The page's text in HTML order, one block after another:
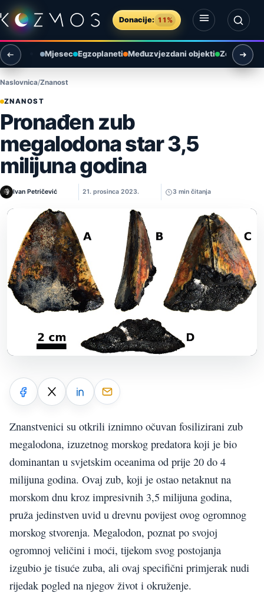
Preskoči na sadržaj
Donacije: 11%
Otvori izbornik
Otvori pretragu
Mjesec Egzoplaneti Međuzvjezdani objekti Zemlja i
Naslovnica Znanost
ZNANOST
Pronađen zub
megalodona star 3,5
milijuna godina
Ivan Petričević 21. prosinca 2023. 3 min čitanja
Znanstvenici su otkrili iznimno očuvan fosilizirani zub
megalodona, izuzetnog morskog predatora koji je bio
dominantan u svjetskim oceanima od prije 20 do 4
milijuna godina. Ovaj zub, koji je ostao netaknut na
morskom dnu kroz impresivnih 3,5 milijuna godina,
pruža jedinstven uvid u drevnu povijest ovog ogromnog
morskog stvorenja. Megalodon, poznat po svojoj
ogromnoj veličini i moći, tijekom svog postojanja
izgubio je tisuće zuba, ali ovaj specifični primjerak nudi
rijedak pogled na njegov život i okruženje.